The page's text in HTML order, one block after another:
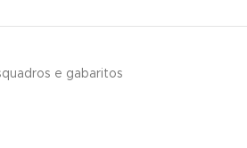
e gabaritos